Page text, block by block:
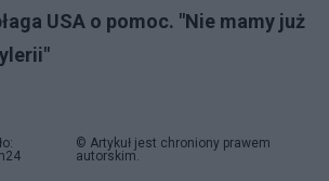
USA o pomoc. "Nie mamy już
© Artykuł jest chroniony prawem
autorskim.